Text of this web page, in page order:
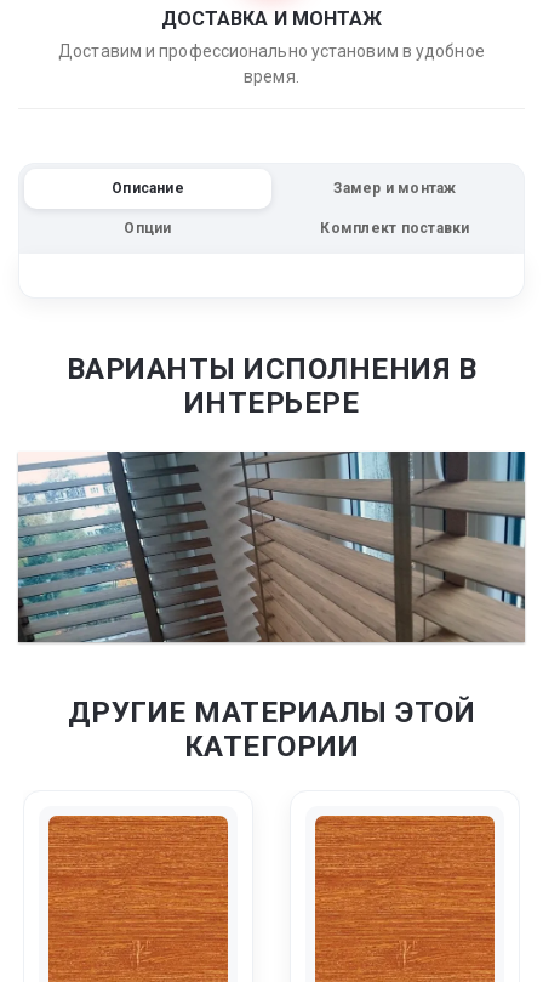
ДОСТАВКА И МОНТАЖ
Доставим и профессионально установим в удобное
время.
Описание Замер и монтаж
Опции Комплект поставки
ВАРИАНТЫ ИСПОЛНЕНИЯ В
ИНТЕРЬЕРЕ
ДРУГИЕ МАТЕРИАЛЫ ЭТОЙ
КАТЕГОРИИ